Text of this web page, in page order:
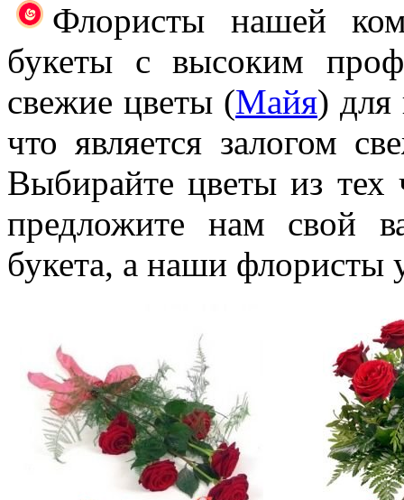
Флористы нашей
букеты с высоким
свежие цветы (Майя) для
что является залогом
Выбирайте цветы из тех
предложите нам свой
букета, а наши флористы